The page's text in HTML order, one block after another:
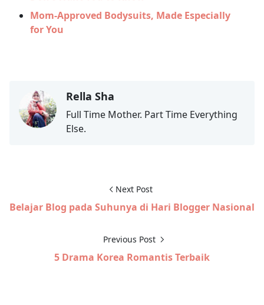
Mom-Approved Bodysuits, Made Especially
for You
Rella Sha
Full Time Mother. Part Time Everything
Else.
Next Post
Belajar Blog pada Suhunya di Hari Blogger Nasional
Previous Post
5 Drama Korea Romantis Terbaik